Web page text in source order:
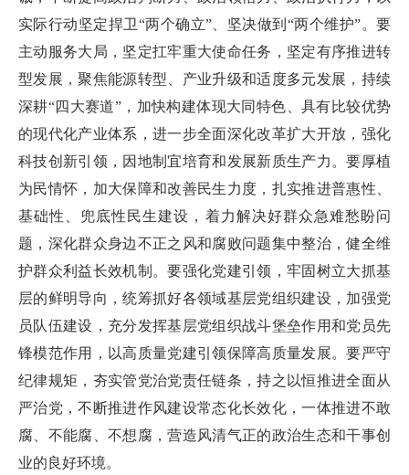
实际行动坚定捍卫“两个确立”、坚决做到“两个维护”。要
主动服务大局，坚定扛牢重大使命任务，坚定有序推进转
型发展，聚焦能源转型、产业升级和适度多元发展，持续
深耕“四大赛道”，加快构建体现大同特色、具有比较优势
的现代化产业体系，进一步全面深化改革扩大开放，强化
科技创新引领，因地制宜培育和发展新质生产力。要厚植
为民情怀，加大保障和改善民生力度，扎实推进普惠性、
基础性、兜底性民生建设，着力解决好群众急难愁盼问
题，深化群众身边不正之风和腐败问题集中整治，健全维
护群众利益长效机制。要强化党建引领，牢固树立大抓基
层的鲜明导向，统筹抓好各领域基层党组织建设，加强党
员队伍建设，充分发挥基层党组织战斗堡垒作用和党员先
锋模范作用，以高质量党建引领保障高质量发展。要严守
纪律规矩，夯实管党治党责任链条，持之以恒推进全面从
严治党，不断推进作风建设常态化长效化，一体推进不敢
腐、不能腐、不想腐，营造风清气正的政治生态和干事创
业的良好环境。